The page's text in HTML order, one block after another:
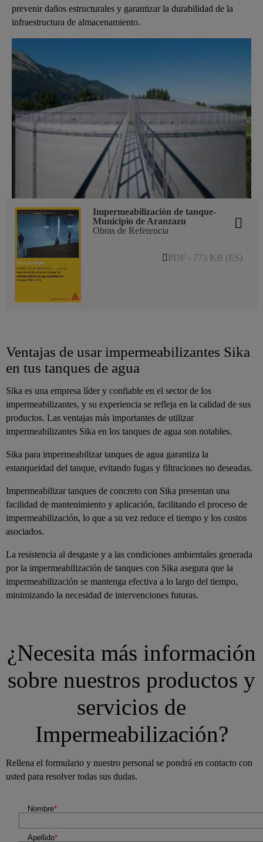
prevenir daños estructurales y garantizar la durabilidad de la
infraestructura de almacenamiento.
Impermeabilización de tanque-
Municipio de Aranzazu
Obras de Referencia
PDF - 773 KB (ES)
Ventajas de usar impermeabilizantes Sika
en tus tanques de agua
Sika es una empresa líder y confiable en el sector de los
impermeabilizantes, y su experiencia se refleja en la calidad de sus
productos. Las ventajas más importantes de utilizar
impermeabilizantes Sika en los tanques de agua son notables.
Sika para impermeabilizar tanques de agua garantiza la
estanqueidad del tanque, evitando fugas y filtraciones no deseadas.
Impermeabilizar tanques de concreto con Sika presentan una
facilidad de mantenimiento y aplicación, facilitando el proceso de
impermeabilización, lo que a su vez reduce el tiempo y los costos
asociados.
La resistencia al desgaste y a las condiciones ambientales generada
por la impermeabilización de tanques con Sika asegura que la
impermeabilización se mantenga efectiva a lo largo del tiempo,
minimizando la necesidad de intervenciones futuras.
¿Necesita más información
sobre nuestros productos y
servicios de
Impermeabilización?
Rellena el formulario y nuestro personal se pondrá en contacto con
usted para resolver todas sus dudas.